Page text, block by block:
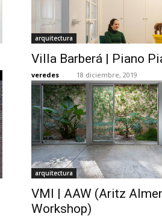
arquitectura
Villa Barberá | Piano
veredes - 18 diciembre, 2019
arquitectura
VMI | AAW (Aritz
Workshop)